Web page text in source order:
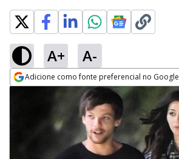
A+ A-
Adicione como fonte preferencial no Google
Opens in new window